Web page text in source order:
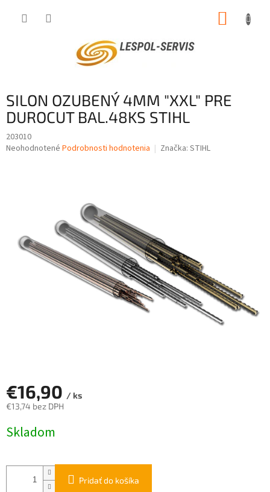
SILON OZUBENÝ 4MM "XXL" PRE
DUROCUT BAL.48KS STIHL
203010
Priemerné
Neohodnotené Podrobnosti hodnotenia Značka: STIHL
€16,90 / ks
€13,74 bez DPH
cena:
Skladom
Pridať do košíka